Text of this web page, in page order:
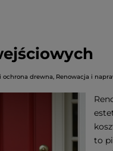
ochrona drewna, Renowacja i
to